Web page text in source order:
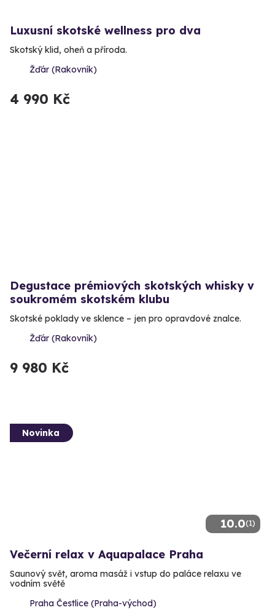
Luxusní skotské wellness pro dva
Skotský klid, oheň a příroda.
Žďár (Rakovník)
4 990 Kč
Degustace prémiových skotských whisky v
soukromém skotském klubu
Skotské poklady ve sklence – jen pro opravdové znalce.
Žďár (Rakovník)
9 980 Kč
10.0(1)
Novinka
Večerní relax v Aquapalace Praha
Saunový svět, aroma masáž i vstup do paláce relaxu ve
vodním světě
Praha Čestlice (Praha-východ)